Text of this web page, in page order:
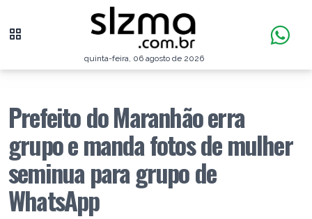
quinta-feira, 06 agosto de 2026
Prefeito do Maranhão erra
grupo e manda fotos de mulher
seminua para grupo de
WhatsApp